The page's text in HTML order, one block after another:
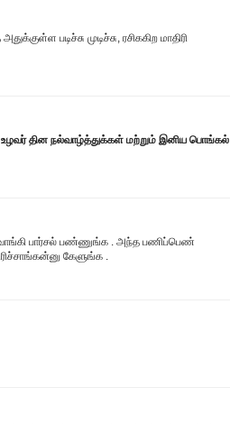
படிச்சு முடிச்சு, ரசிககிற மாதிரி
உழவர் தின நல்வாழ்த்துக்கள் மற்றும் இனிய பொங்கல்
பார்சல் பண்ணுங்க . அந்த பணிப்பெண்
கேளுங்க .